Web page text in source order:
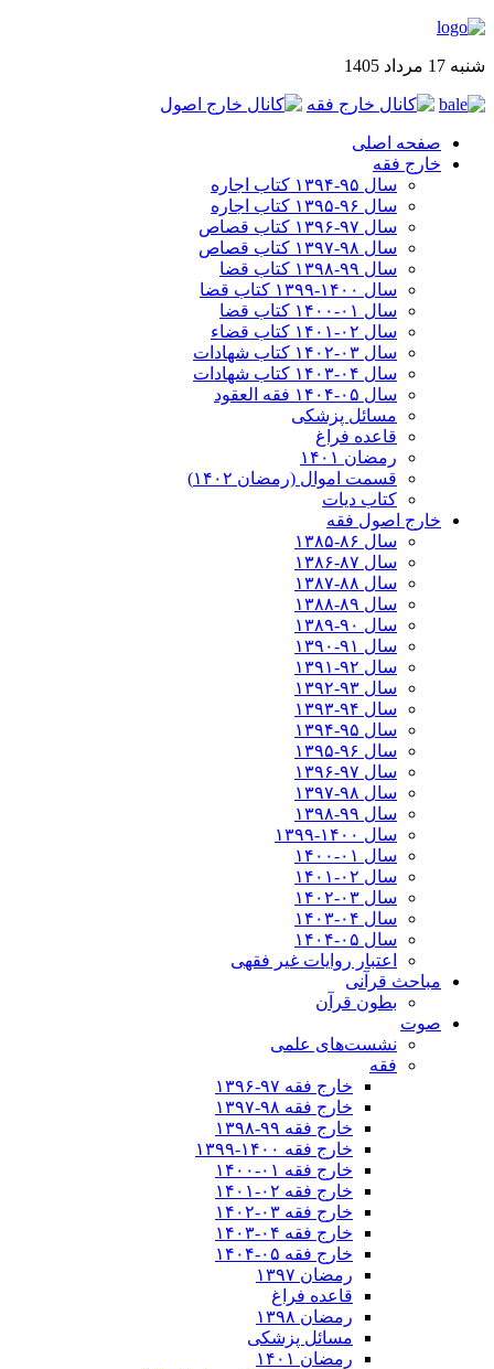
شنبه 17 مرداد 1405
صفحه اصلی
خارج فقه
سال ۹۵-۱۳۹۴ کتاب اجاره
سال ۹۶-۱۳۹۵ کتاب اجاره
سال ۹۷-۱۳۹۶ کتاب قصاص
سال ۹۸-۱۳۹۷ کتاب قصاص
سال ۹۹-۱۳۹۸‍ کتاب قضا
سال ۱۴۰۰-۱۳۹۹ کتاب قضا
سال ۰۱-۱۴۰۰ کتاب قضا
سال ۰۲-۱۴۰۱ کتاب قضاء
سال ۰۳-۱۴۰۲ کتاب شهادات
سال ۰۴-۱۴۰۳ کتاب شهادات
سال ۰۵-۱۴۰۴ فقه العقود
مسائل پزشکی
قاعده فراغ
رمضان ۱۴۰۱
قسمت اموال (رمضان ۱۴۰۲)
کتاب دیات
خارج اصول فقه
سال ۸۶-۱۳۸۵
سال ۸۷-۱۳۸۶
سال ۸۸-۱۳۸۷
سال ۸۹-۱۳۸۸
سال ۹۰-۱۳۸۹
سال ۹۱-۱۳۹۰
سال ۹۲-۱۳۹۱
سال ۹۳-۱۳۹۲
سال ۹۴-۱۳۹۳
سال ۹۵-۱۳۹۴
سال ۹۶-۱۳۹۵
سال ۹۷-۱۳۹۶
سال ۹۸-۱۳۹۷
سال ۹۹-۱۳۹۸‍
سال ۱۴۰۰-۱۳۹۹
سال ۰۱-۱۴۰۰
سال ۰۲-۱۴۰۱
سال ۰۳-۱۴۰۲
سال ۰۴-۱۴۰۳
سال ۰۵-۱۴۰۴
اعتبار روایات غیر فقهی
مباحث قرآنی
بطون قرآن
صوت
نشست‌های علمی
فقه
خارج فقه ۹۷-۱۳۹۶
خارج فقه ۹۸-۱۳۹۷
خارج فقه ۹۹-۱۳۹۸
خارج فقه ۱۴۰۰-۱۳۹۹
خارج فقه ۰۱-۱۴۰۰
خارج فقه ۰۲-۱۴۰۱
خارج فقه ۰۳-۱۴۰۲
خارج فقه ۰۴-۱۴۰۳
خارج فقه ۰۵-۱۴۰۴
رمضان ۱۳۹۷
قاعده فراغ
رمضان ۱۳۹۸
مسائل پزشکی
رمضان ۱۴۰۱